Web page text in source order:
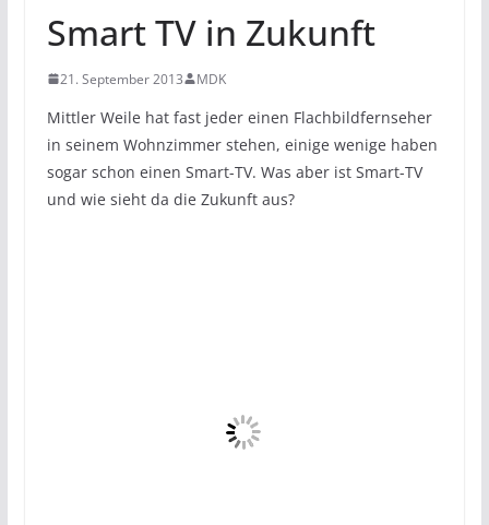
Smart TV in Zukunft
21. September 2013 MDK
Mittler Weile hat fast jeder einen Flachbildfernseher
in seinem Wohnzimmer stehen, einige wenige haben
sogar schon einen Smart-TV. Was aber ist Smart-TV
und wie sieht da die Zukunft aus?